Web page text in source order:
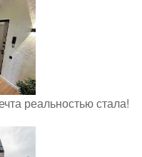
реальностью стала!